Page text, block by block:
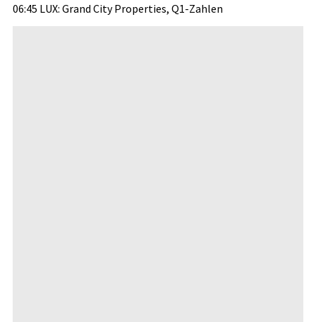
06:45 LUX: Grand City Properties, Q1-Zahlen